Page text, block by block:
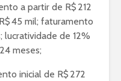
a partir de R$ 212
45 mil; faturamento
lucratividade de 12%
meses;
inicial de R$ 272